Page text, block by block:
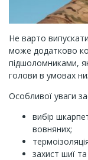
Не варто
може додатково
підшоломниками,
голови в умовах
Особливої уваги
вибір
вовняних;
захист шиї